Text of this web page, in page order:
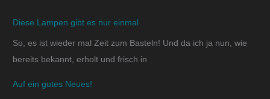
Diese Lampen gibt es nur einmal
So, es ist wieder mal Zeit zum Basteln! Und da ich ja nun, wie
bereits bekannt, erholt und frisch in
Auf ein gutes Neues!